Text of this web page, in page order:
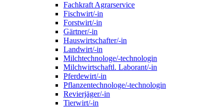
Fachkraft Agrarservice
Fischwirt/-in
Forstwirt/-in
Gärtner/-in
Hauswirtschafter/-in
Landwirt/-in
Milchtechnologe/-technologin
Milchwirtschaftl. Laborant/-in
Pferdewirt/-in
Pflanzentechnologe/-technologin
Revierjäger/-in
Tierwirt/-in